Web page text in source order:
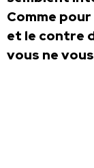
Comme
et le contre
vous ne